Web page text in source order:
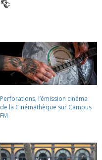
Perforations, l’émission cinéma
de la Cinémathèque sur Campus
FM